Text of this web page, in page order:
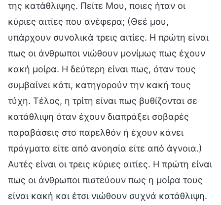
της κατάθλιψης. Πείτε Μου, ποιες ήταν οι
κύριες αιτίες που ανέφερα; (Θεέ μου,
υπάρχουν συνολικά τρεις αιτίες. Η πρώτη είναι
πως οι άνθρωποι νιώθουν μονίμως πως έχουν
κακή μοίρα. Η δεύτερη είναι πως, όταν τους
συμβαίνει κάτι, κατηγορούν την κακή τους
τύχη. Τέλος, η τρίτη είναι πως βυθίζονται σε
κατάθλιψη όταν έχουν διαπράξει σοβαρές
παραβάσεις στο παρελθόν ή έχουν κάνει
πράγματα είτε από ανοησία είτε από άγνοια.)
Αυτές είναι οι τρεις κύριες αιτίες. Η πρώτη είναι
πως οι άνθρωποι πιστεύουν πως η μοίρα τους
είναι κακή και έτσι νιώθουν συχνά κατάθλιψη.